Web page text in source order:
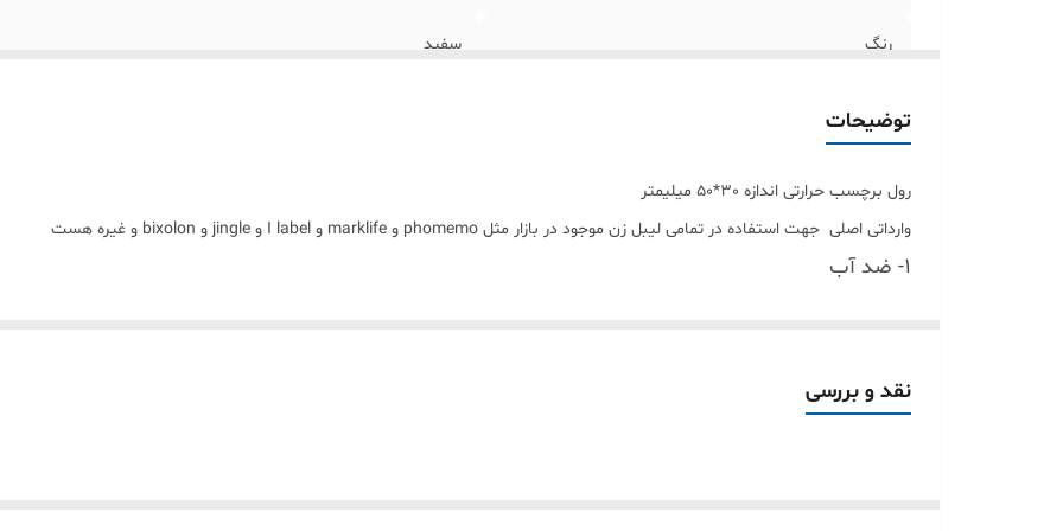
رنگ سفید
توضیحات
رول برچسب حرارتی اندازه 30*50 میلیمتر
وارداتی اصلی جهت استفاده در تمامی لیبل زن موجود در بازار مثل phomemo و marklife و I label و jingle و bixolon و غیره هست
1- ضد آب
چاپی بسیار با کیفیت
نقد و بررسی